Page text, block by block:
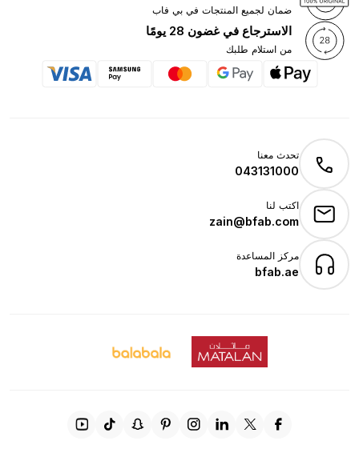
ضمان لجميع المنتجات في بي فاب
الاسترجاع في غضون 28 يومًا
من استلام طلبك
تحدث معنا
043131000
اكتب لنا
zain@bfab.com
مركز المساعدة
bfab.ae